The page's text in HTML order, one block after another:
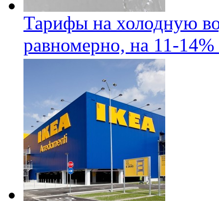
Тарифы на холодную
равномерно, на 11-14%